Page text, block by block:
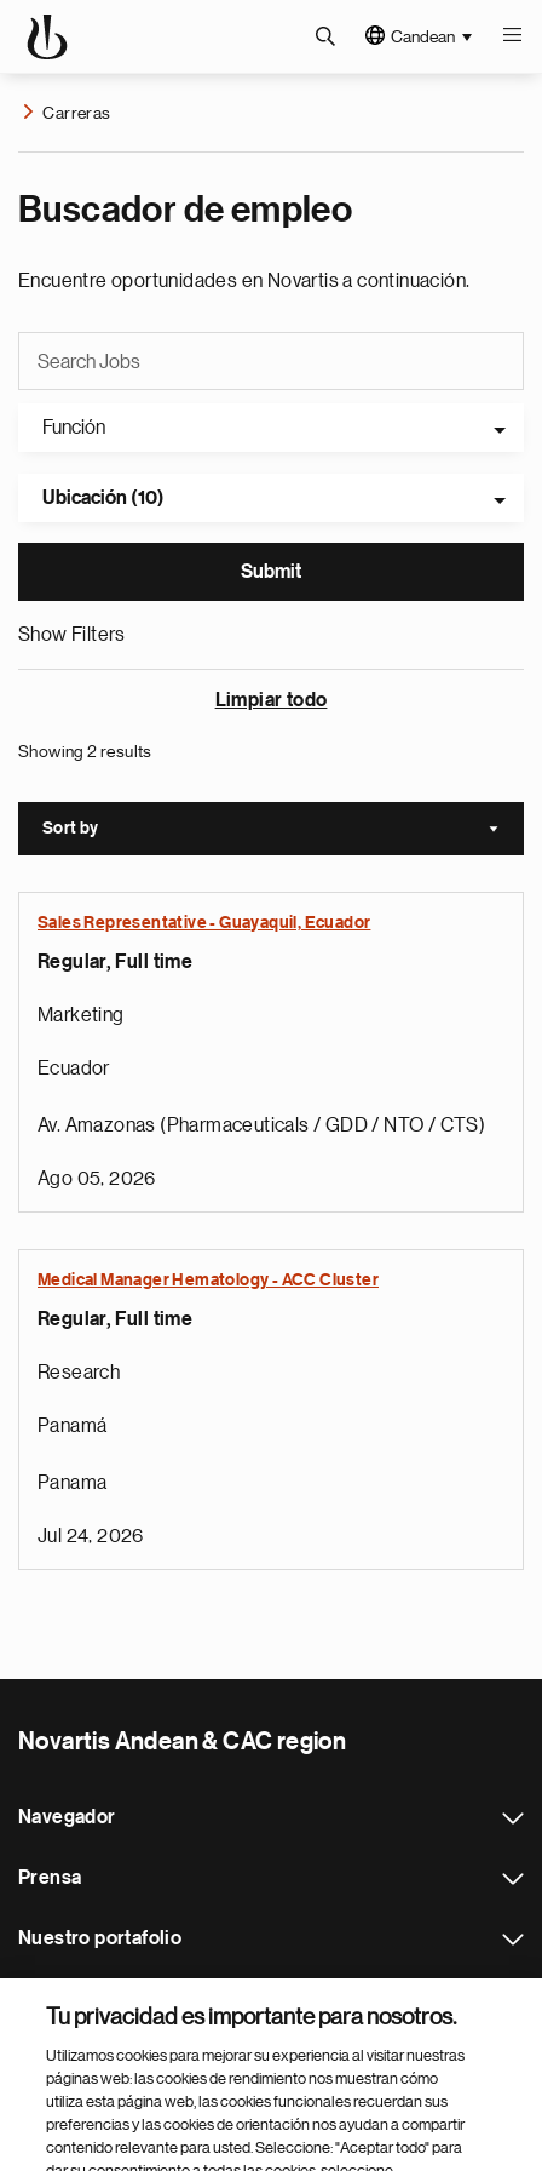
Candean
Carreras
Buscador de empleo
Encuentre oportunidades en Novartis a continuación.
Función
Ubicación (10)
Show Filters
Limpiar todo
Showing 2 results
Sort by Sort
Sales Representative - Guayaquil, Ecuador
Regular, Full time
Marketing
Ecuador
Av. Amazonas (Pharmaceuticals / GDD / NTO / CTS)
Ago 05, 2026
Medical Manager Hematology - ACC Cluster
Regular, Full time
Research
Panamá
Panama
Jul 24, 2026
Novartis Andean & CAC region
Navegador
Prensa
Nuestro portafolio
Footer Site Search
Tu privacidad es importante para nosotros.
Utilizamos cookies para mejorar su experiencia al visitar nuestras
páginas web: las cookies de rendimiento nos muestran cómo
utiliza esta página web, las cookies funcionales recuerdan sus
preferencias y las cookies de orientación nos ayudan a compartir
contenido relevante para usted. Seleccione: "Aceptar todo" para